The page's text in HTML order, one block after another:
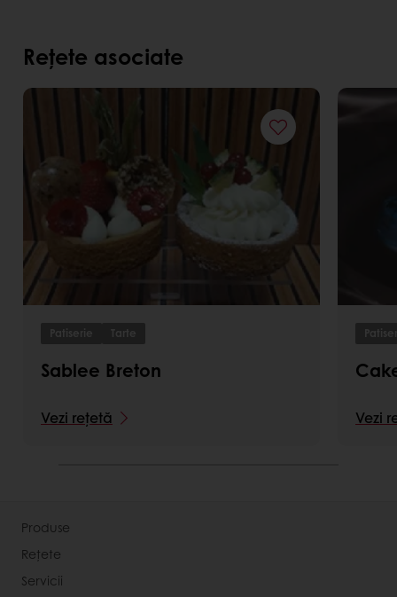
Rețete asociate
Patiserie Tarte
Sablee Breton
Vezi rețetă Vezi
Produse
Rețete
Servicii